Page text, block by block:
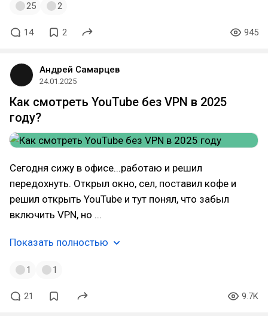
25 2
14 2 945
Андрей Самарцев
24.01.2025
Как смотреть YouTube без VPN в 2025
году?
Сегодня сижу в офисе...работаю и решил
передохнуть. Открыл окно, сел, поставил кофе и
решил открыть YouTube и тут понял, что забыл
включить VPN, но ...
Показать полностью
1 1
21 9.7K